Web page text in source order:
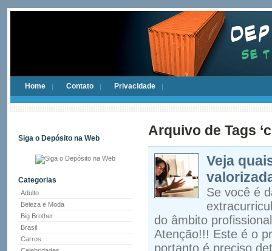
Home Contato Privacidade
Siga o Depósito na Web
Categorias
Adulto
Beleza e Moda
Big Brother
Brasil
Carros
Arquivo de Tags
Veja
Se você é
do âmbito
Atenção!!! Este é o
portanto é preciso